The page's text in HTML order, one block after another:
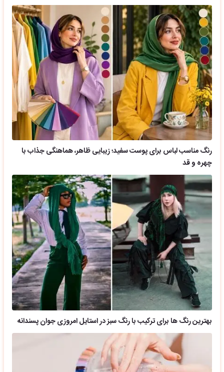
رنگ مناسب لباس برای پوست سفید؛ زیبایی ظاهر، هماهنگی جذاب با
چهره و قد
بهترین رنگ ها برای ترکیب با رنگ سبز در استایل امروزی جوان پسندانه